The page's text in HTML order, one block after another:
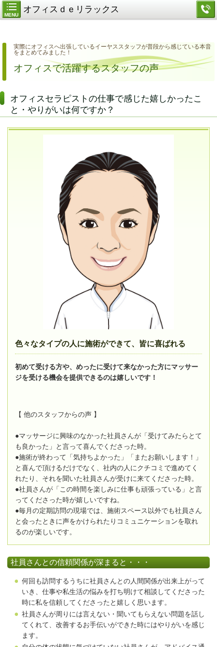
MENU
オフィスｄｅリラックス
実際にオフィスへ出張しているイーヤススタッフが普段から感じている本音
をまとめてみました！
オフィスで活躍するスタッフの声
オフィスセラピストの仕事で感じた嬉しかったこ
と・やりがいは何ですか？
色々なタイプの人に施術ができて、皆に喜ばれる
初めて受ける方や、めったに受けて来なかった方にマッサー
ジを受ける機会を提供できるのは嬉しいです！
【 他のスタッフからの声 】
●マッサージに興味のなかった社員さんが「受けてみたらとて
も良かった」と言って喜んでくださった時。
●施術が終わって「気持ちよかった」「またお願いします！」
と喜んで頂けるだけでなく、社内の人にクチコミで進めてく
れたり、それを聞いた社員さんが受けに来てくださった時。
●社員さんが「この時間を楽しみに仕事も頑張っている」と言
ってくださった時が嬉しいですね。
●毎月の定期訪問の現場では、施術スペース以外でも社員さん
と会ったときに声をかけられたりコミュニケーションを取れ
るのが楽しいです。
社員さんとの信頼関係が深まると・・・
何回も訪問するうちに社員さんとの人間関係が出来上がって
いき、仕事や私生活の悩みを打ち明けて相談してくださった
時に私を信頼してくださったと嬉しく思います。
社員さんが周りには言えない・聞いてもらえない問題を話し
てくれて、改善するお手伝いができた時にはやりがいを感じ
ます。